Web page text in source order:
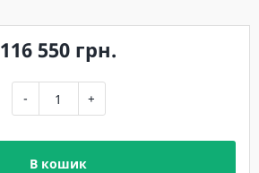
116 550 грн.
- +
В кошик